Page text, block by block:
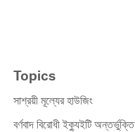
Topics
সাশ্রয়ী মূল্যের হাউজিং
বর্ণবাদ বিরোধী ইক্যুইটি অন্তর্ভুক্তি